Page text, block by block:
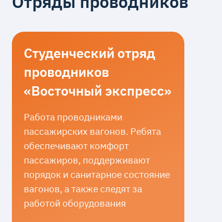
Студенческий отряд
проводников
«Восточный экспресс»
Работа проводниками
пассажирских вагонов. Ребята
обеспечивают комфорт
пассажиров, поддерживают
порядок и санитарное состояние
вагонов, а также следят за
работой оборудования